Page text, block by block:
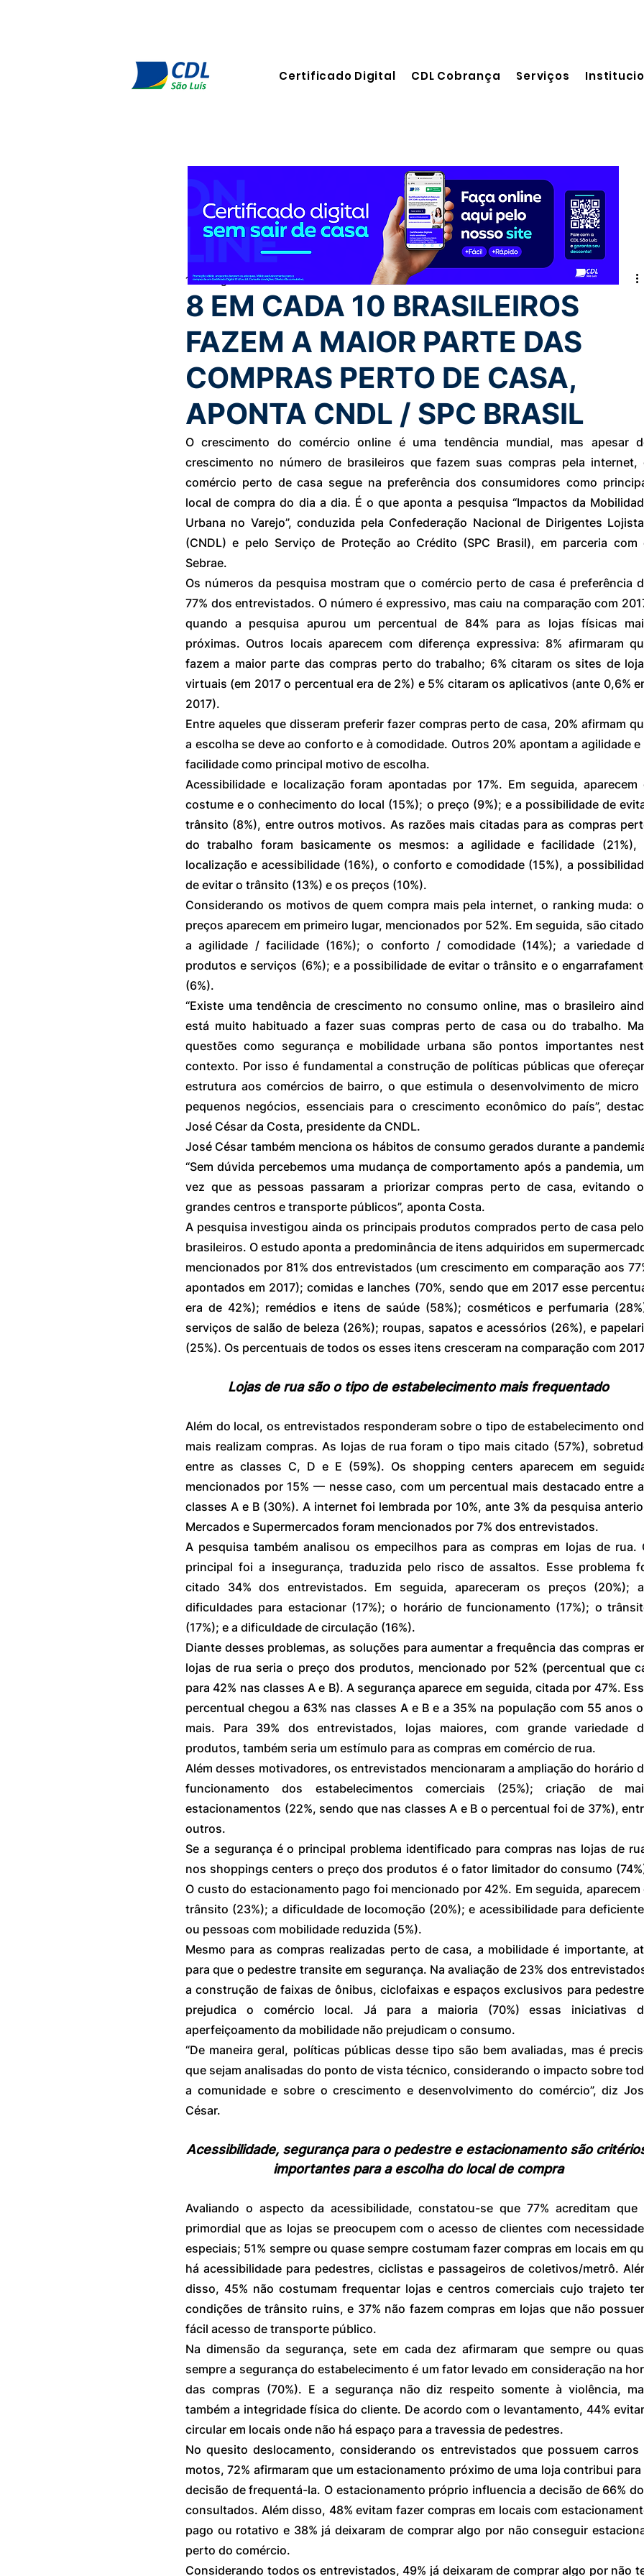
Certificado Digital CDL Cobrança Serviços
8 EM CADA 10 BRASILEIROS
FAZEM A MAIOR PARTE DAS
COMPRAS PERTO DE CASA,
APONTA CNDL / SPC BRASIL
15 de ago. de 2022 5 min de leitura
O crescimento do comércio online é uma tendência mundial, mas apesar
crescimento no número de brasileiros que fazem suas compras pela internet,
comércio perto de casa segue na preferência dos consumidores como
local de compra do dia a dia. É o que aponta a pesquisa “Impactos da
Urbana no Varejo”, conduzida pela Confederação Nacional de Dirigentes
(CNDL) e pelo Serviço de Proteção ao Crédito (SPC Brasil), em parceria com
Sebrae.
Os números da pesquisa mostram que o comércio perto de casa é preferência
77% dos entrevistados. O número é expressivo, mas caiu na comparação com
quando a pesquisa apurou um percentual de 84% para as lojas físicas
próximas. Outros locais aparecem com diferença expressiva: 8% afirmaram
fazem a maior parte das compras perto do trabalho; 6% citaram os sites de
virtuais (em 2017 o percentual era de 2%) e 5% citaram os aplicativos (ante 0,6%
2017).
Entre aqueles que disseram preferir fazer compras perto de casa, 20% afirmam
a escolha se deve ao conforto e à comodidade. Outros 20% apontam a agilidade e
facilidade como principal motivo de escolha.
Acessibilidade e localização foram apontadas por 17%. Em seguida, aparecem
costume e o conhecimento do local (15%); o preço (9%); e a possibilidade de
trânsito (8%), entre outros motivos. As razões mais citadas para as compras
do trabalho foram basicamente os mesmos: a agilidade e facilidade (21%),
localização e acessibilidade (16%), o conforto e comodidade (15%), a
de evitar o trânsito (13%) e os preços (10%).
Considerando os motivos de quem compra mais pela internet, o ranking muda:
preços aparecem em primeiro lugar, mencionados por 52%. Em seguida, são
a agilidade / facilidade (16%); o conforto / comodidade (14%); a variedade
produtos e serviços (6%); e a possibilidade de evitar o trânsito e o
(6%).
“Existe uma tendência de crescimento no consumo online, mas o brasileiro
está muito habituado a fazer suas compras perto de casa ou do trabalho.
questões como segurança e mobilidade urbana são pontos importantes
contexto. Por isso é fundamental a construção de políticas públicas que
estrutura aos comércios de bairro, o que estimula o desenvolvimento de micro
pequenos negócios, essenciais para o crescimento econômico do país”,
José César da Costa, presidente da CNDL.
José César também menciona os hábitos de consumo gerados durante a
“Sem dúvida percebemos uma mudança de comportamento após a pandemia,
vez que as pessoas passaram a priorizar compras perto de casa, evitando
grandes centros e transporte públicos”, aponta Costa.
A pesquisa investigou ainda os principais produtos comprados perto de casa
brasileiros. O estudo aponta a predominância de itens adquiridos em
mencionados por 81% dos entrevistados (um crescimento em comparação aos
apontados em 2017); comidas e lanches (70%, sendo que em 2017 esse
era de 42%); remédios e itens de saúde (58%); cosméticos e perfumaria
serviços de salão de beleza (26%); roupas, sapatos e acessórios (26%), e
(25%). Os percentuais de todos os esses itens cresceram na comparação com
Lojas de rua são o tipo de estabelecimento mais frequentado
Além do local, os entrevistados responderam sobre o tipo de estabelecimento
mais realizam compras. As lojas de rua foram o tipo mais citado (57%),
entre as classes C, D e E (59%). Os shopping centers aparecem em
mencionados por 15% — nesse caso, com um percentual mais destacado entre
classes A e B (30%). A internet foi lembrada por 10%, ante 3% da pesquisa
Mercados e Supermercados foram mencionados por 7% dos entrevistados.
A pesquisa também analisou os empecilhos para as compras em lojas de rua.
principal foi a insegurança, traduzida pelo risco de assaltos. Esse problema
citado 34% dos entrevistados. Em seguida, apareceram os preços (20%);
dificuldades para estacionar (17%); o horário de funcionamento (17%); o
(17%); e a dificuldade de circulação (16%).
Diante desses problemas, as soluções para aumentar a frequência das compras
lojas de rua seria o preço dos produtos, mencionado por 52% (percentual que
para 42% nas classes A e B). A segurança aparece em seguida, citada por 47%.
percentual chegou a 63% nas classes A e B e a 35% na população com 55 anos
mais. Para 39% dos entrevistados, lojas maiores, com grande variedade
produtos, também seria um estímulo para as compras em comércio de rua.
Além desses motivadores, os entrevistados mencionaram a ampliação do horário
funcionamento dos estabelecimentos comerciais (25%); criação de
estacionamentos (22%, sendo que nas classes A e B o percentual foi de 37%),
outros.
Se a segurança é o principal problema identificado para compras nas lojas de
nos shoppings centers o preço dos produtos é o fator limitador do consumo
O custo do estacionamento pago foi mencionado por 42%. Em seguida, aparecem
trânsito (23%); a dificuldade de locomoção (20%); e acessibilidade para
ou pessoas com mobilidade reduzida (5%).
Mesmo para as compras realizadas perto de casa, a mobilidade é importante,
para que o pedestre transite em segurança. Na avaliação de 23% dos
a construção de faixas de ônibus, ciclofaixas e espaços exclusivos para
prejudica o comércio local. Já para a maioria (70%) essas iniciativas
aperfeiçoamento da mobilidade não prejudicam o consumo.
“De maneira geral, políticas públicas desse tipo são bem avaliadas, mas é
que sejam analisadas do ponto de vista técnico, considerando o impacto sobre
a comunidade e sobre o crescimento e desenvolvimento do comércio”, diz
César.
Acessibilidade, segurança para o pedestre e estacionamento são
importantes para a escolha do local de compra
Avaliando o aspecto da acessibilidade, constatou-se que 77% acreditam que
primordial que as lojas se preocupem com o acesso de clientes com
especiais; 51% sempre ou quase sempre costumam fazer compras em locais em
há acessibilidade para pedestres, ciclistas e passageiros de coletivos/metrô.
disso, 45% não costumam frequentar lojas e centros comerciais cujo trajeto
condições de trânsito ruins, e 37% não fazem compras em lojas que não
fácil acesso de transporte público.
Na dimensão da segurança, sete em cada dez afirmaram que sempre ou
sempre a segurança do estabelecimento é um fator levado em consideração na
das compras (70%). E a segurança não diz respeito somente à violência,
também a integridade física do cliente. De acordo com o levantamento, 44%
circular em locais onde não há espaço para a travessia de pedestres.
No quesito deslocamento, considerando os entrevistados que possuem carros
motos, 72% afirmaram que um estacionamento próximo de uma loja contribui para
decisão de frequentá-la. O estacionamento próprio influencia a decisão de 66%
consultados. Além disso, 48% evitam fazer compras em locais com
pago ou rotativo e 38% já deixaram de comprar algo por não conseguir
perto do comércio.
Considerando todos os entrevistados, 49% já deixaram de comprar algo por não